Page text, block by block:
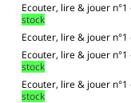
Ecouter, lire & jouer
stock
Ecouter, lire & jouer
Ecouter, lire & jouer
stock
Ecouter, lire & jouer
stock